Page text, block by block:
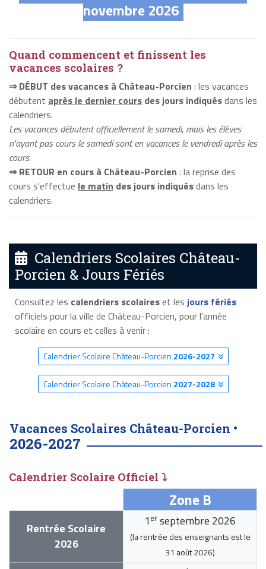
novembre 2026
Quand commencent et finissent les
vacances scolaires ?
⇒ DÉBUT des vacances à Château-Porcien : les vacances
débutent après le dernier cours des jours indiquésdans les
calendriers.
Les vacances débutent officiellement le samedi, mais les élèves
n'ayant pas cours le samedi sont en vacances le vendredi après les
cours.
⇒ RETOUR en cours à Château-Porcien : la reprise des
cours s'effectue le matin des jours indiquésdans les
calendriers.
Calendriers Scolaires Château-
Porcien & Jours Fériés
Consultez les calendriers scolaireset les jours fériés
officiels pour la ville de Château-Porcien, pour l'année
scolaire en cours et celles à venir :
Calendrier Scolaire Château-Porcien 2026-2027
Calendrier Scolaire Château-Porcien 2027-2028
Vacances Scolaires Château-Porcien •
2026-2027
Calendrier Scolaire Officiel ⤵
Zone B
Rentrée Scolaire
2026
1 er septembre 2026
(la rentrée des enseignants est le
31 août 2026)